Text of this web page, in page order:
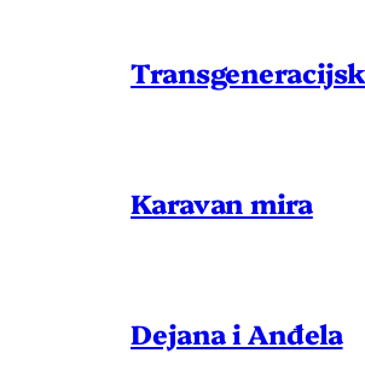
Karavan mira
Dejana i Anđela